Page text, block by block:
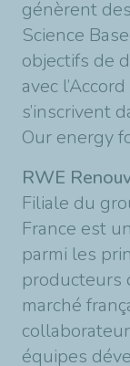
génèrent
Science
objectifs de
avec
s’inscrivent
Our energy
RWE
Filiale du
France est
parmi les
producteurs
marché
équipes